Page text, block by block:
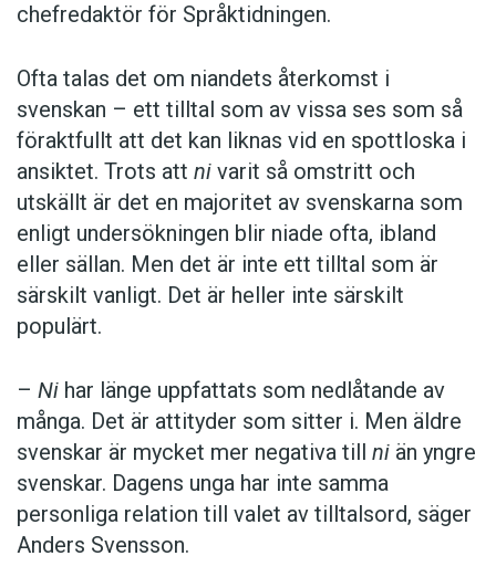
chefredaktör för Språktidningen.
Ofta talas det om niandets återkomst i
svenskan – ett tilltal som av vissa ses som så
föraktfullt att det kan liknas vid en spottloska i
ansiktet. Trots att ni varit så omstritt och
utskällt är det en majoritet av svenskarna som
enligt undersökningen blir niade ofta, ibland
eller sällan. Men det är inte ett tilltal som är
särskilt vanligt. Det är heller inte särskilt
populärt.
– Ni har länge uppfattats som nedlåtande av
många. Det är attityder som sitter i. Men äldre
svenskar är mycket mer negativa till ni än yngre
svenskar. Dagens unga har inte samma
personliga relation till valet av tilltalsord, säger
Anders Svensson.